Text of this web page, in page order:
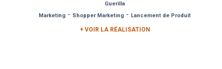
Guerilla
Marketing - Shopper Marketing - Lancement de Produit
+ VOIR LA RÉALISATION